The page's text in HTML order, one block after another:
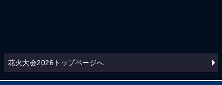
花火大会2026トップページへ